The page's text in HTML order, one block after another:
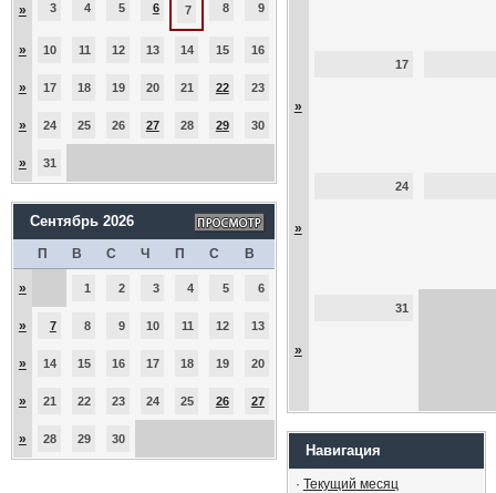
» 3 4 5 6 7 8 9
» 10 11 12 13 14 15 16
» 17 18 19 20 21 22 23
» 24 25 26 27 28 29 30
» 31
Сентябрь 2026
П В С Ч П С В
» 1 2 3 4 5 6
» 7 8 9 10 11 12 13
» 14 15 16 17 18 19 20
» 21 22 23 24 25 26 27
» 28 29 30
»
17
»
24
»
31
Навигация
· Текущий месяц